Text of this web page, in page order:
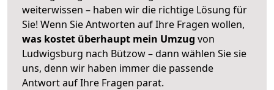
weiterwissen – haben wir die richtige Lösung für
Sie! Wenn Sie Antworten auf Ihre Fragen wollen,
was kostet überhaupt mein Umzug von
Ludwigsburg nach Bützow – dann wählen Sie sie
uns, denn wir haben immer die passende
Antwort auf Ihre Fragen parat.